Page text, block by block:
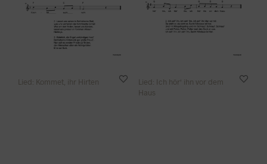
Lied: Kommet, ihr Hirten
Lied: Ich hör‘ ihn vor dem
Haus